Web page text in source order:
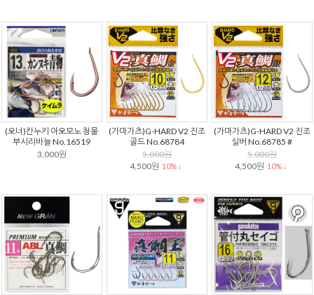
(오너)칸누키 아오모노 청물
부시리바늘 No.16519
3,000원
(가마가츠)G-HARD V2 진조
골드 No.68784
5,000원
4,500원 10% ↓
(가마가츠)G-HARD V2 진조
실버 No.68785 #
5,000원
4,500원 10% ↓